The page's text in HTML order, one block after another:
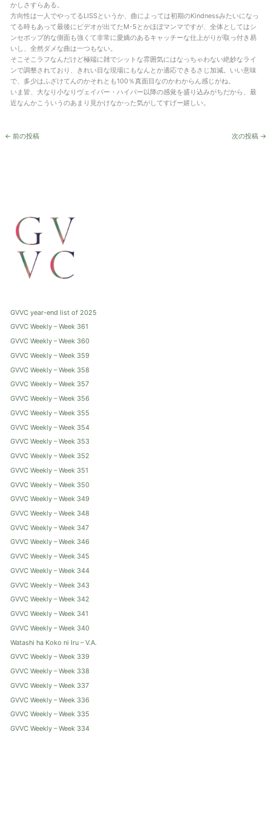
かしさすらある。
方向性は一人でやってるLISSというか、曲によっては初期のKindnessみたいになっ
てる時もあって最後にビデオが出てたM-5とかほぼマンマですが、全体としてはシ
ンセポップ的な側面も強くて非常に愛嬌のあるキャッチーな仕上がりが取っ付き易
いし、全然ダメな曲は一つもない。
そこそこラフなんだけど極端に雑でシットな雰囲気にはなっちゃわない絶妙なライ
ンで調整されており、きれい目な現場にもなんとか適応できるさじ加減。いい意味
で、多少はふざけてんのかそれとも100％真面目なのかわからん感じがね。
いま皆、大なり小なりヴェイパー・ハイパー以降の感覚を盛り込みがちだから、最
近なんかこういうのあまり見かけなかった気がしてすげー嬉しい。
← 前の投稿 次の投稿 →
GVVC year-end list of 2025
GVVC Weekly – Week 361
GVVC Weekly – Week 360
GVVC Weekly – Week 359
GVVC Weekly – Week 358
GVVC Weekly – Week 357
GVVC Weekly – Week 356
GVVC Weekly – Week 355
GVVC Weekly – Week 354
GVVC Weekly – Week 353
GVVC Weekly – Week 352
GVVC Weekly – Week 351
GVVC Weekly – Week 350
GVVC Weekly – Week 349
GVVC Weekly – Week 348
GVVC Weekly – Week 347
GVVC Weekly – Week 346
GVVC Weekly – Week 345
GVVC Weekly – Week 344
GVVC Weekly – Week 343
GVVC Weekly – Week 342
GVVC Weekly – Week 341
GVVC Weekly – Week 340
Watashi ha Koko ni Iru – V.A.
GVVC Weekly – Week 339
GVVC Weekly – Week 338
GVVC Weekly – Week 337
GVVC Weekly – Week 336
GVVC Weekly – Week 335
GVVC Weekly – Week 334